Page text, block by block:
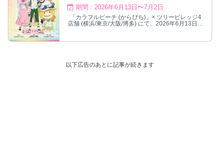
期間 : 2026年6月13日〜7月2日
「カラフルピーチ (からぴち)」× ツリービレッジ4
店舗 (横浜/東京/大阪/博多) にて、2026年6月13日よ
以下広告のあとに記事が続きます